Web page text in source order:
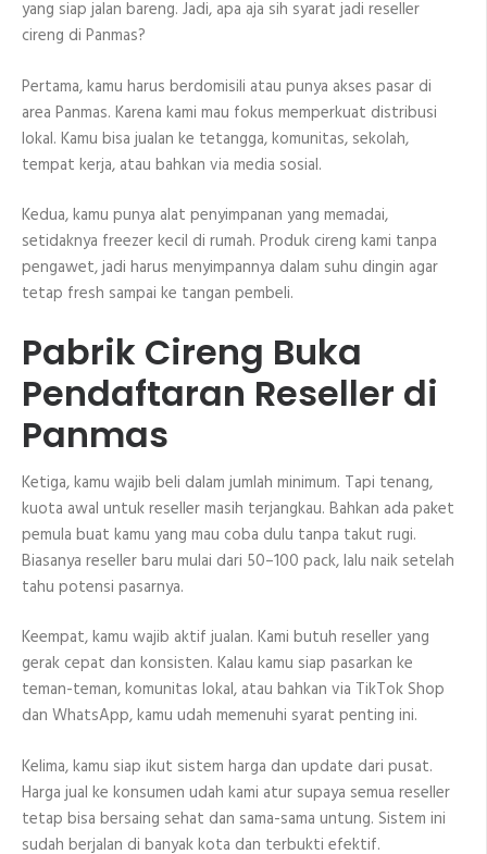
yang siap jalan bareng. Jadi, apa aja sih syarat jadi reseller
cireng di Panmas?
Pertama, kamu harus berdomisili atau punya akses pasar di
area Panmas. Karena kami mau fokus memperkuat distribusi
lokal. Kamu bisa jualan ke tetangga, komunitas, sekolah,
tempat kerja, atau bahkan via media sosial.
Kedua, kamu punya alat penyimpanan yang memadai,
setidaknya freezer kecil di rumah. Produk cireng kami tanpa
pengawet, jadi harus menyimpannya dalam suhu dingin agar
tetap fresh sampai ke tangan pembeli.
Pabrik Cireng Buka
Pendaftaran Reseller di
Panmas
Ketiga, kamu wajib beli dalam jumlah minimum. Tapi tenang,
kuota awal untuk reseller masih terjangkau. Bahkan ada paket
pemula buat kamu yang mau coba dulu tanpa takut rugi.
Biasanya reseller baru mulai dari 50–100 pack, lalu naik setelah
tahu potensi pasarnya.
Keempat, kamu wajib aktif jualan. Kami butuh reseller yang
gerak cepat dan konsisten. Kalau kamu siap pasarkan ke
teman-teman, komunitas lokal, atau bahkan via TikTok Shop
dan WhatsApp, kamu udah memenuhi syarat penting ini.
Kelima, kamu siap ikut sistem harga dan update dari pusat.
Harga jual ke konsumen udah kami atur supaya semua reseller
tetap bisa bersaing sehat dan sama-sama untung. Sistem ini
sudah berjalan di banyak kota dan terbukti efektif.